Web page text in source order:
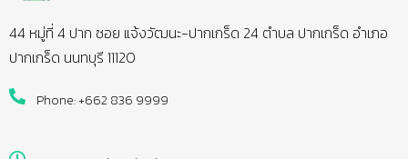
44 หมู่ที่ 4 ปาก ซอย แจ้งวัฒนะ-ปากเกร็ด 24 ตำบล ปากเกร็ด อำเภอ
ปากเกร็ด นนทบุรี 11120
Phone: +662 836 9999